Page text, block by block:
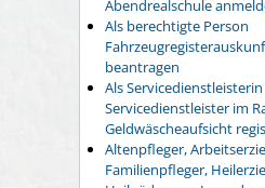
Abendrealschule
Als berechtigte Person
beantragen
Als
Servicedienstleister im
Geldwäscheaufsicht
Altenpfleger,
Familienpfleger,